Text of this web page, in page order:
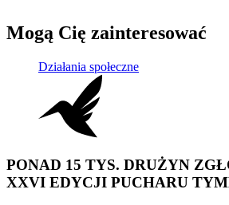
Mogą Cię zainteresować
Działania społeczne
PONAD 15 TYS. DRUŻYN
XXVI EDYCJI PUCHARU